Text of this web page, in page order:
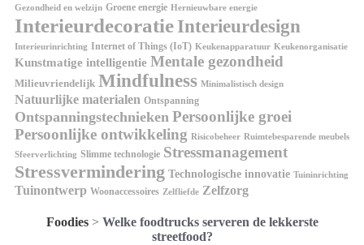
Gezondheid en welzijn Groene energie Hernieuwbare energie
InterieurdecoratieInterieurdesign
Interieurinrichting Internet of Things (IoT) Keukenapparatuur Keukenorganisatie
Kunstmatige intelligentie Mentale gezondheid
Milieuvriendelijk Mindfulness Minimalistisch design
Natuurlijke materialen Ontspanning
Ontspanningstechnieken Persoonlijke groei
Persoonlijke ontwikkeling Risicobeheer Ruimtebesparende meubels
Sfeerverlichting Slimme technologie Stressmanagement
Stressvermindering Technologische innovatie Tuininrichting
Tuinontwerp Woonaccessoires Zelfliefde Zelfzorg
Foodies> Welke foodtrucks serveren de lekkerste
streetfood?